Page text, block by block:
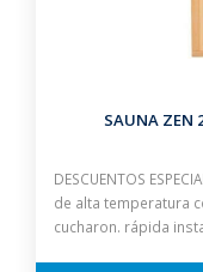
SAUNA ZEN
DESCUENTOS
de alta temperatura
cucharon. rápida